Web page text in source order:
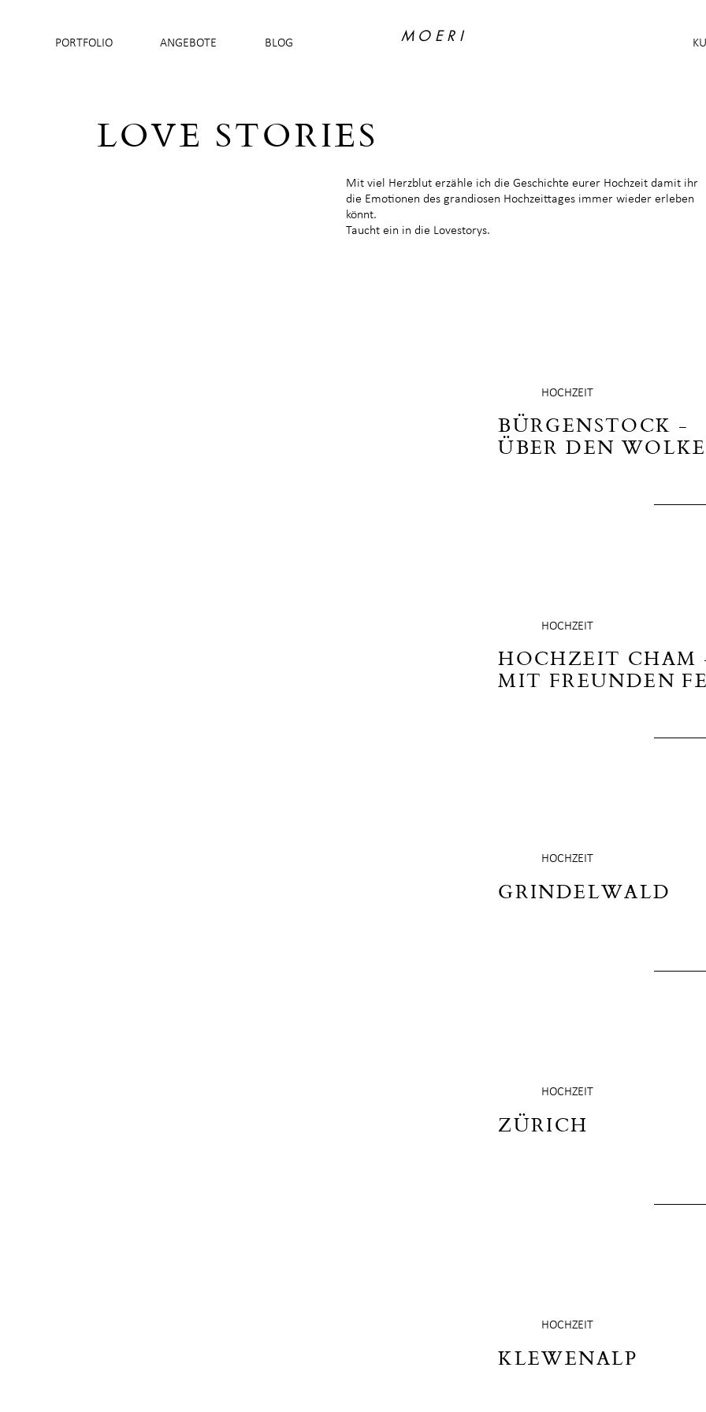
PORTFOLIO ANGEBOTE BLOG MOERI
LOVE STORIES
Mit viel Herzblut erzähle ich die Geschichte eurer Hochzeit damit ihr
die Emotionen des grandiosen Hochzeittages immer wieder erleben
könnt.
Taucht ein in die Lovestorys.
BÜRGENSTOCK -
ÜBER DEN
HOCHZEIT
HOCHZEIT CHAM
MIT FREUNDEN
HOCHZEIT
GRINDELWALD
HOCHZEIT
ZÜRICH
HOCHZEIT
KLEWENALP
HOCHZEIT